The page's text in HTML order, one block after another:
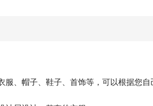
服、帽子、鞋子、首饰等，可以根据您